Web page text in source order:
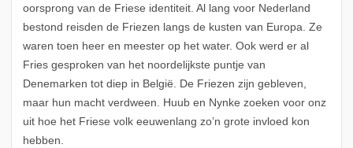
oorsprong van de Friese identiteit. Al lang voor Nederland
bestond reisden de Friezen langs de kusten van Europa. Ze
waren toen heer en meester op het water. Ook werd er al
Fries gesproken van het noordelijkste puntje van
Denemarken tot diep in België. De Friezen zijn gebleven,
maar hun macht verdween. Huub en Nynke zoeken voor onz
uit hoe het Friese volk eeuwenlang zo’n grote invloed kon
hebben.